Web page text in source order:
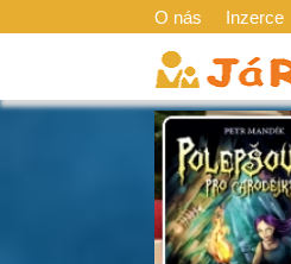
O nás Inzerce